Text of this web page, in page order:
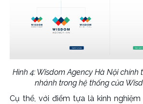
Hình 4: Wisdom Agency Hà Nội
nhánh trong hệ thống của
Cụ thể, với điểm tựa là kinh nghiệm